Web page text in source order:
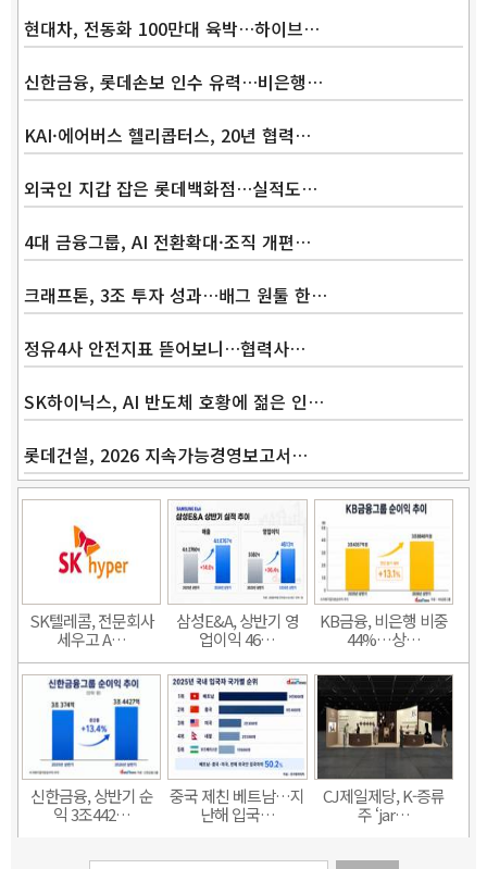
현대차, 전동화 100만대 육박…하이브…
신한금융, 롯데손보 인수 유력…비은행…
KAI·에어버스 헬리콥터스, 20년 협력…
외국인 지갑 잡은 롯데백화점…실적도…
4대 금융그룹, AI 전환확대·조직 개편…
크래프톤, 3조 투자 성과…배그 원툴 한…
정유4사 안전지표 뜯어보니…협력사…
SK하이닉스, AI 반도체 호황에 젊은 인…
롯데건설, 2026 지속가능경영보고서…
SK텔레콤, 전문회사
세우고 A…
삼성E&A, 상반기 영
업이익 46…
KB금융, 비은행 비중
44%…상…
신한금융, 상반기 순
익 3조442…
중국 제친 베트남…지
난해 입국…
CJ제일제당, K-증류
주 ‘jar…